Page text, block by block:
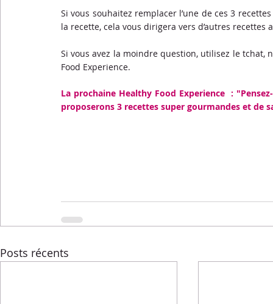
Si vous souhaitez remplacer l’une de ces 3
la recette, cela vous dirigera vers d’autres
Si vous avez la moindre question, utilisez le tchat,
Food Experience.
La prochaine Healthy Food Experience  :
proposerons 3 recettes super gourmandes et de
Posts récents